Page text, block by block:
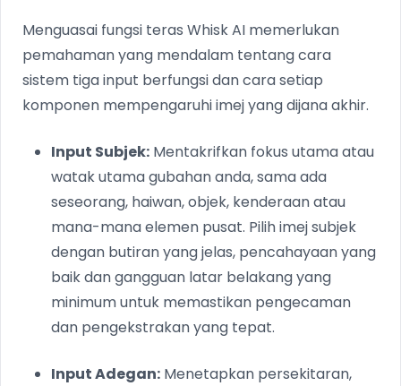
Menguasai fungsi teras Whisk AI memerlukan
pemahaman yang mendalam tentang cara
sistem tiga input berfungsi dan cara setiap
komponen mempengaruhi imej yang dijana akhir.
Input Subjek: Mentakrifkan fokus utama atau
watak utama gubahan anda, sama ada
seseorang, haiwan, objek, kenderaan atau
mana-mana elemen pusat. Pilih imej subjek
dengan butiran yang jelas, pencahayaan yang
baik dan gangguan latar belakang yang
minimum untuk memastikan pengecaman
dan pengekstrakan yang tepat.
Input Adegan: Menetapkan persekitaran,